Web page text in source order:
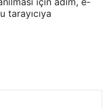
tarayıcıya